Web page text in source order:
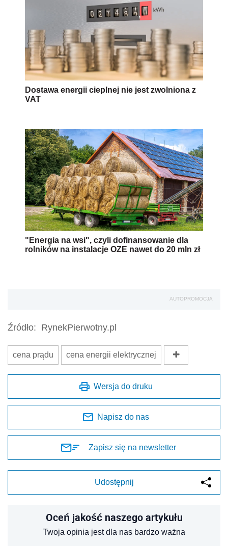
Dostawa energii cieplnej nie jest zwolniona z
VAT
"Energia na wsi", czyli dofinansowanie dla
rolników na instalacje OZE nawet do 20 mln zł
AUTOPROMOCJA
Źródło: RynekPierwotny.pl
cena prądu cena energii elektrycznej
Wersja do druku
Napisz do nas
Zapisz się na newsletter
Udostępnij
Oceń jakość naszego artykułu
Twoja opinia jest dla nas bardzo ważna